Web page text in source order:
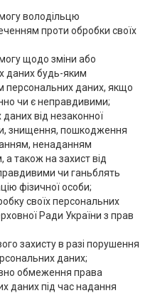
володільцю
проти обробки своїх
щодо зміни або
даних будь-яким
персональних даних, якщо
чи є неправдивими;
від незаконної
знищення, пошкодження
ненаданням
також на захист від
чи ганьблять
фізичної особи;
своїх персональних
Ради України з прав
захисту в разі порушення
даних;
обмеження права
даних під час надання